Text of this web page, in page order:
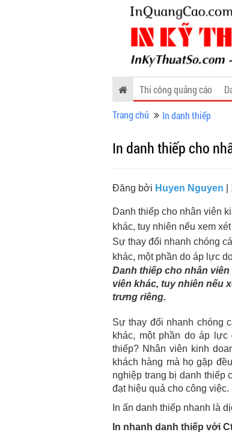
Thi công quảng cáo
Trang chủ
In danh thiếp
In danh thiếp cho
Đăng bởi Huyen Nguyen
Danh thiếp cho nhân viên
khác, tuy nhiên nếu xem
Sự thay đổi nhanh chóng
khác, một phần do áp lực
Danh thiếp cho nhân
viên khác, tuy nhiên nếu
trưng riêng.
Sự thay đổi nhanh chóng
khác, một phần do áp
thiếp? Nhân viên kinh
khách hàng mà họ gặp
nghiệp trang bị danh thiếp
đạt hiệu quả cho công việc.
In ấn danh thiếp nhanh là
In nhanh danh thiếp với